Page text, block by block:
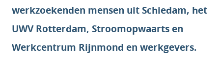
werkzoekenden mensen uit Schiedam, het
UWV Rotterdam, Stroomopwaarts en
Werkcentrum Rijnmond en werkgevers.